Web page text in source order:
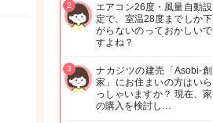
エアコン26度・風量自動設
定で、室温28度までしか下
がらないのっておかしいで
すよね？
2
ナカジツの建売「Asobi-創
家」にお住まいの方はいら
っしゃいますか？ 現在、家
の購入を検討し…
3